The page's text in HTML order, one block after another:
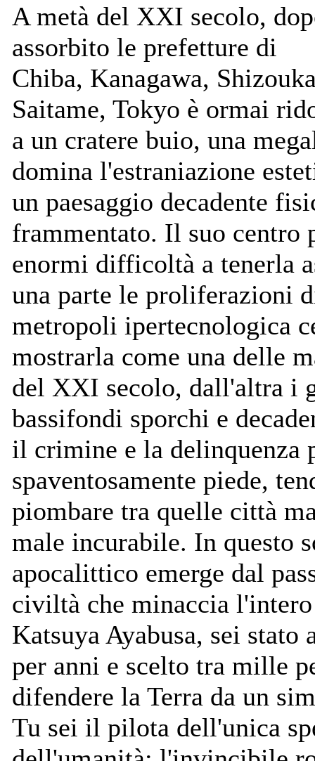
A metà del XXI secolo,
assorbito le prefetture di
Chiba, Kanagawa,
Saitame, Tokyo è ormai
a un cratere buio, una
domina l'estraniazione
un paesaggio decadente
frammentato. Il suo centro
enormi difficoltà a tenerla
una parte le proliferazioni
metropoli ipertecnologica
mostrarla come una delle
del XXI secolo, dall'altra i
bassifondi sporchi e
il crimine e la delinquenza
spaventosamente piede,
piombare tra quelle città
male incurabile. In questo
apocalittico emerge dal
civiltà che minaccia
Katsuya Ayabusa, sei stato
per anni e scelto tra mille
difendere la Terra da un
Tu sei il pilota dell'unica